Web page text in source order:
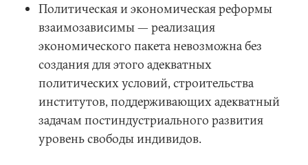
Политическая и экономическая реформы
взаимозависимы — реализация
экономического пакета невозможна без
создания для этого адекватных
политических условий, строительства
институтов, поддерживающих адекватный
задачам постиндустриального развития
уровень свободы индивидов.